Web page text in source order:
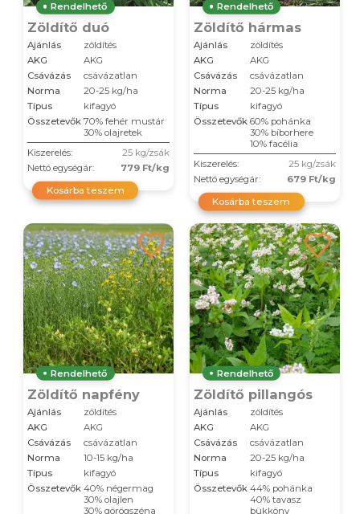
Rendelhető
Zöldítő duó
Ajánlás
zöldítés
AKG
AKG
Csávázás
csávázatlan
Norma
20-25 kg/ha
Típus
kifagyó
Összetevők 70% fehér mustár
30% olajretek
Kiszerelés:
25 kg/zsák
Nettó egységár:
779 Ft/kg
Kosárba teszem
Rendelhető
Zöldítő hármas
Ajánlás
zöldítés
AKG
AKG
Csávázás
csávázatlan
Norma
20-25 kg/ha
Típus
kifagyó
Összetevők 60% pohánka
30% bíborhere
10% facélia
Kiszerelés:
25 kg/zsák
Nettó egységár:
679 Ft/kg
Kosárba teszem
Rendelhető
Zöldítő napfény
Ajánlás
zöldítés
AKG
AKG
Csávázás
csávázatlan
Norma
10-15 kg/ha
Típus
kifagyó
Összetevők 40% négermag
30% olajlen
30% görögszéna
Rendelhető
Zöldítő pillangós
Ajánlás
zöldítés
AKG
AKG
Csávázás
csávázatlan
Norma
20-25 kg/ha
Típus
kifagyó
Összetevők 44% pohánka
40% tavasz
bükköny